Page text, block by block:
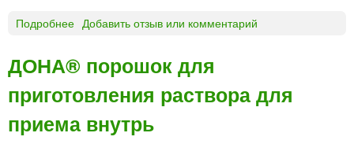
Подробнее
О
Н
А
®
р
Добавить отзыв или комментарий
ДОНА® порошок для
приготовления раствора для
приема внутрь